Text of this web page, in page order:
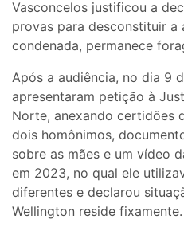
Vasconcelos justificou a
provas para desconstituir a
condenada, permanece
Após a audiência, no dia 9
apresentaram petição à
Norte, anexando certidões
dois homônimos,
sobre as mães e um vídeo
em 2023, no qual ele
diferentes e declarou
Wellington reside fixamente.